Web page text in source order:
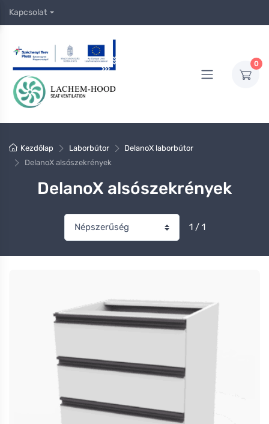
Kapcsolat
0
Kezdőlap Laborbútor
DelanoX laborbútor
DelanoX alsószekrények
DelanoX alsószekrények
1 / 1